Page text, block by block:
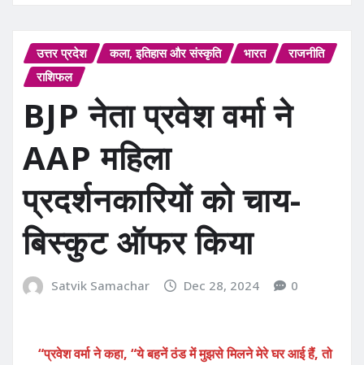
उत्तर प्रदेश कला, इतिहास और संस्कृति भारत
राजनीति
राशिफल
BJP नेता प्रवेश वर्मा ने
AAP महिला
प्रदर्शनकारियों को चाय-
बिस्कुट ऑफर किया
Satvik Samachar Dec 28, 2024 0
“प्रवेश वर्मा ने कहा, “ये बहनें ठंड में मुझसे मिलने मेरे घर आई हैं, तो